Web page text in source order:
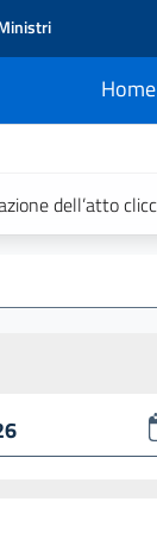
Home
current
dell’atto